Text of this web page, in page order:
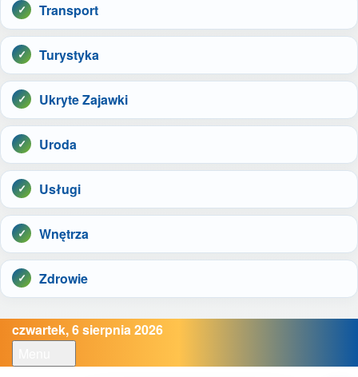
Transport
Turystyka
Ukryte Zajawki
Uroda
Usługi
Wnętrza
Zdrowie
czwartek, 6 sierpnia 2026